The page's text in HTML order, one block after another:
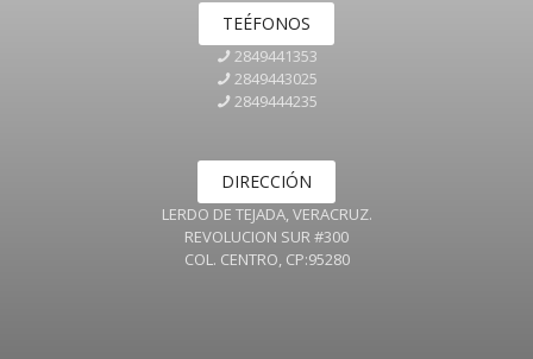
TEÉFONOS
2849441353
2849443025
2849444235
DIRECCIÓN
LERDO DE TEJADA, VERACRUZ.
REVOLUCION SUR #300
COL. CENTRO, CP:95280